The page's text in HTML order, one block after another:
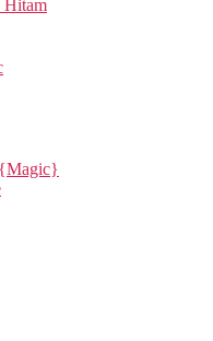
Hitam